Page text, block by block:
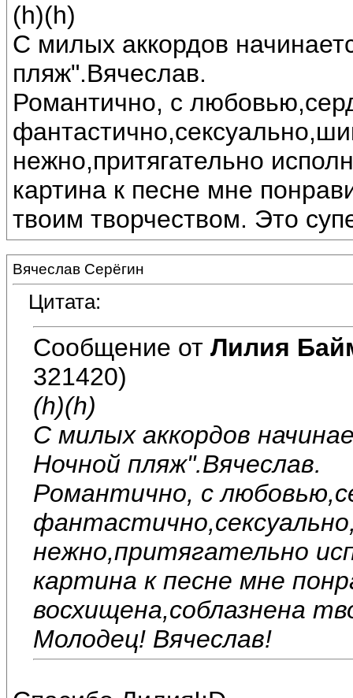
(h)(h)
С милых аккордов
пляж".Вячеслав.
Романтично, с
нежно,притягательно
картина к песне мне
твоим творчеством. Это
Вячеслав Серёгин
Цитата:
Сообщение от Лилия
321420)
(h)(h)
С милых аккордов
Ночной пляж".Вячеслав.
Романтично, с
нежно,притягательно
картина к песне мне
восхищена,соблазнена
Молодец! Вячеслав!